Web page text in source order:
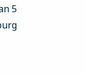
5